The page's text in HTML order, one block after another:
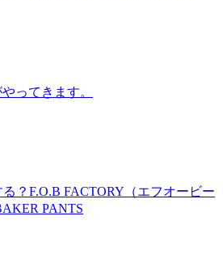
ってきます。
？F.O.B FACTORY（エフオービー
PANTS